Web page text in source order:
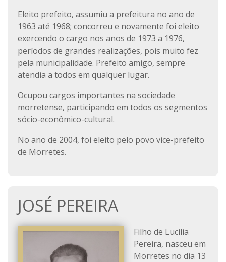
Eleito prefeito, assumiu a prefeitura no ano de
1963 até 1968; concorreu e novamente foi eleito
exercendo o cargo nos anos de 1973 a 1976,
períodos de grandes realizações, pois muito fez
pela municipalidade. Prefeito amigo, sempre
atendia a todos em qualquer lugar.
Ocupou cargos importantes na sociedade
morretense, participando em todos os segmentos
sócio-econômico-cultural.
No ano de 2004, foi eleito pelo povo vice-prefeito
de Morretes.
JOSÉ PEREIRA
Filho de Lucília
Pereira, nasceu em
Morretes no dia 13